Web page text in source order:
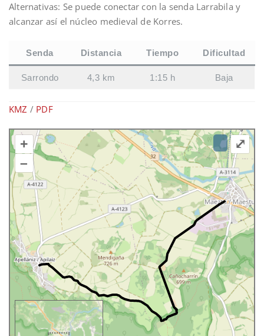
Alternativas: Se puede conectar con la senda Larrabila y
alcanzar así el núcleo medieval de Korres.
Senda Distancia Tiempo Dificultad
Sarrondo 4,3 km 1:15 h Baja
KMZ / PDF
+
–
⤢